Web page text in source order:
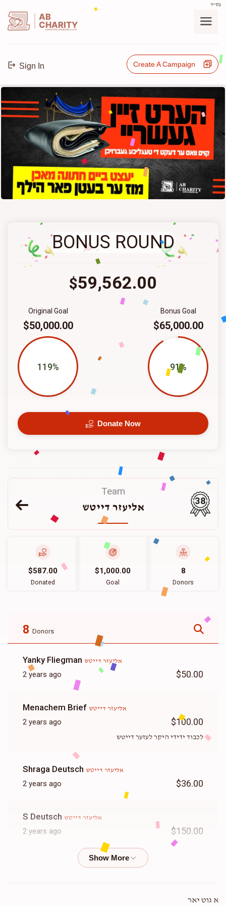
בס"ד
AB
CHARITY
powerd by ahblicklive.com
Sign In Create A Campaign
BONUS ROUND
$59,562.00
Bonus Goal
$65,000.00
91%
Original Goal
$50,000.00
119%
Donate Now
Team
אליעזר דייטש
38
$587.00
Donated
$1,000.00
Goal
8
Donors
8 Donors
Yanky Fliegman אליעזר דייטש
2 years ago $50.00
Menachem Brief אליעזר דייטש
2 years ago $100.00
לכבוד ידידי היקר לעזער דייטש
Shraga Deutsch אליעזר דייטש
2 years ago $36.00
S Deutsch אליעזר דייטש
2 years ago $150.00
Yoely Deutschאליעזר דייטש
א גוט יאר